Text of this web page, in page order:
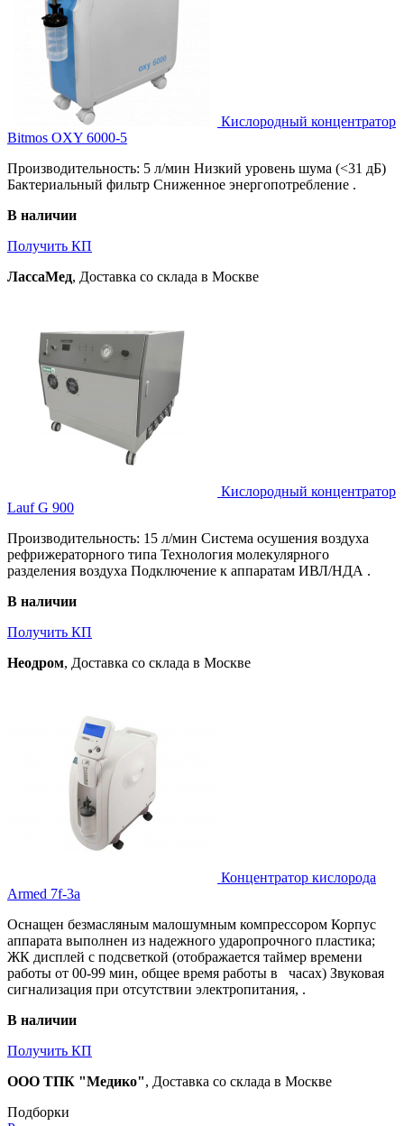
Кислородный концентратор
Bitmos OXY 6000-5
Производительность: 5 л/мин Низкий уровень шума (<31 дБ)
Бактериальный фильтр Сниженное энергопотребление .
В наличии
Получить КП
ЛассаМед, Доставка со склада в Москве
Кислородный концентратор
Lauf G 900
Производительность: 15 л/мин Система осушения воздуха
рефрижераторного типа Технология молекулярного
разделения воздуха Подключение к аппаратам ИВЛ/НДА .
В наличии
Получить КП
Неодром, Доставка со склада в Москве
Концентратор кислорода
Armed 7f-3a
Оснащен безмасляным малошумным компрессором Корпус
аппарата выполнен из надежного ударопрочного пластика;
ЖК дисплей с подсветкой (отображается таймер времени
работы от 00-99 мин, общее время работы в часах) Звуковая
сигнализация при отсутствии электропитания, .
В наличии
Получить КП
ООО ТПК "Медико", Доставка со склада в Москве
Подборки